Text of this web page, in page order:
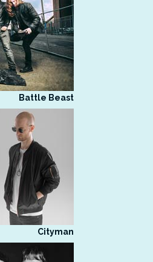
Battle Beast
Cityman